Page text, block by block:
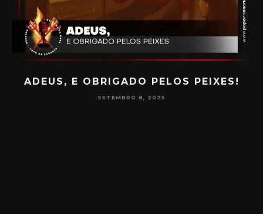
E OBRIGADO PELOS PEIXES!
SETEMBRO 8, 2025
PAPO NA